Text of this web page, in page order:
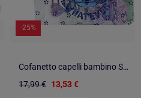
-25%
Cofanetto capelli bambino Stitch blu e viola : 10 accessori
17,99 € 13,53 €